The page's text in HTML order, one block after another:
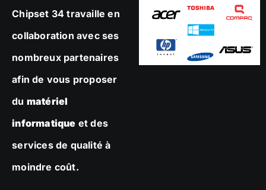
Chipset 34 travaille en
collaboration avec ses
nombreux partenaires
afin de vous proposer
du matériel
informatique et des
services de qualité à
moindre coût.